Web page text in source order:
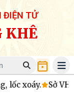
ĐIỆN TỬ
KHÊ
VHTT và DL